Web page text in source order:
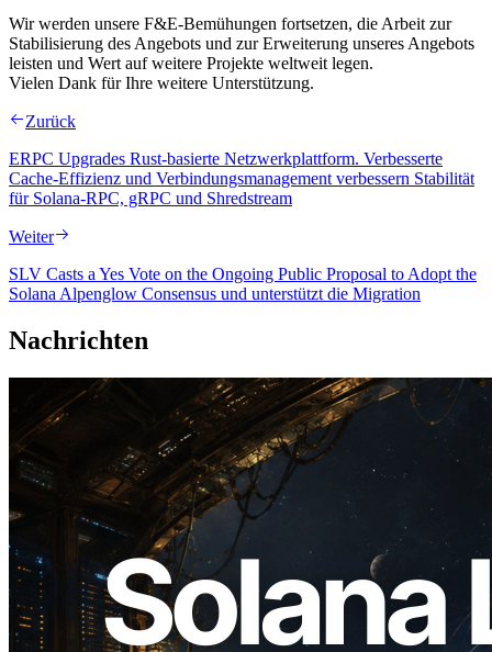
Wir werden unsere F&E-Bemühungen fortsetzen, die Arbeit zur
Stabilisierung des Angebots und zur Erweiterung unseres Angebots
leisten und Wert auf weitere Projekte weltweit legen.
Vielen Dank für Ihre weitere Unterstützung.
Zurück
ERPC Upgrades Rust-basierte Netzwerkplattform. Verbesserte
Cache-Effizienz und Verbindungsmanagement verbessern Stabilität
für Solana-RPC, gRPC und Shredstream
Weiter
SLV Casts a Yes Vote on the Ongoing Public Proposal to Adopt the
Solana Alpenglow Consensus und unterstützt die Migration
Nachrichten
2026.08.05